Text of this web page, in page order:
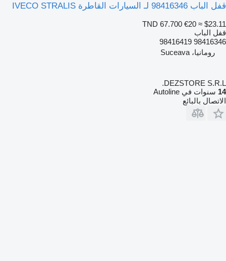
قفل الباب 98416346 لـ السيارات القاطرة IVECO STRALIS
TND 67.700 €20 ≈ $23.11
قفل الباب
98416346 98416419
رومانيا، Suceava
DEZSTORE S.R.L.
14 سنوات في Autoline
الاتصال بالبائع